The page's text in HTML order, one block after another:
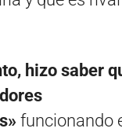
hizo saber
funcionando